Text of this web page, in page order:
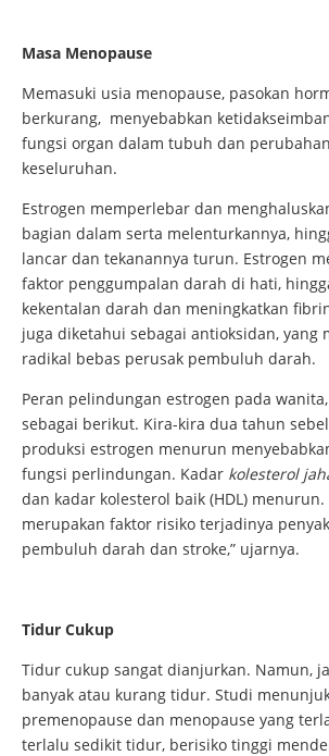
Masa Menopause
Memasuki usia menopause, pasokan
berkurang, menyebabkan
fungsi organ dalam tubuh dan
keseluruhan.
Estrogen memperlebar dan
bagian dalam serta melenturkannya,
lancar dan tekanannya turun. Estrogen
faktor penggumpalan darah di hati,
kekentalan darah dan meningkatkan
juga diketahui sebagai antioksidan, yang
radikal bebas perusak pembuluh darah.
Peran pelindungan estrogen pada
sebagai berikut. Kira-kira dua tahun
produksi estrogen menurun
fungsi perlindungan. Kadar kolesterol
dan kadar kolesterol baik (HDL) menurun.
merupakan faktor risiko terjadinya
pembuluh darah dan stroke,” ujarnya.
Tidur Cukup
Tidur cukup sangat dianjurkan. Namun,
banyak atau kurang tidur. Studi
premenopause dan menopause yang
terlalu sedikit tidur, berisiko tinggi